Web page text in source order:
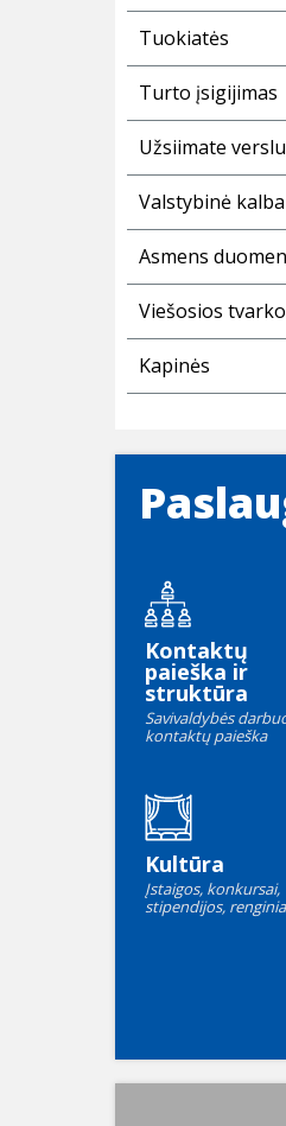
Tuokiatės
Turto įsigijimas
Užsiimate verslu
Valstybinė kalba
Asmens
Viešosios
Kapinės
Kontaktų
paieška ir
struktūra
Savivaldybės
kontaktų paieška
Kultūra
Įstaigos, konkursai,
stipendijos,